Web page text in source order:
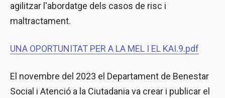
agilitzar l'abordatge dels casos de risc i
maltractament.
UNA OPORTUNITAT PER A LA MEL I EL KAI.9.pdf
El novembre del 2023 el Departament de Benestar
Social i Atenció a la Ciutadania va crear i publicar el